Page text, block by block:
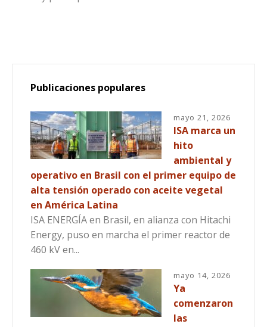
Publicaciones populares
mayo 21, 2026
ISA marca un
hito
ambiental y
operativo en Brasil con el primer equipo de
alta tensión operado con aceite vegetal
en América Latina
ISA ENERGÍA en Brasil, en alianza con Hitachi
Energy, puso en marcha el primer reactor de
460 kV en...
mayo 14, 2026
Ya
comenzaron
las